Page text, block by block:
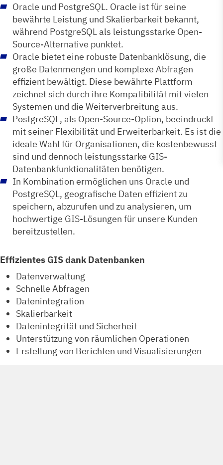
Oracle und PostgreSQL. Oracle ist für seine
bewährte Leistung und Skalierbarkeit bekannt,
während PostgreSQL als leistungsstarke Open-
Source-Alternative punktet.
Oracle bietet eine robuste Datenbanklösung, die
große Datenmengen und komplexe Abfragen
effizient bewältigt. Diese bewährte Plattform
zeichnet sich durch ihre Kompatibilität mit vielen
Systemen und die Weiterverbreitung aus.
PostgreSQL, als Open-Source-Option, beeindruckt
mit seiner Flexibilität und Erweiterbarkeit. Es ist die
ideale Wahl für Organisationen, die kostenbewusst
sind und dennoch leistungsstarke GIS-
Datenbankfunktionalitäten benötigen.
In Kombination ermöglichen uns Oracle und
PostgreSQL, geografische Daten effizient zu
speichern, abzurufen und zu analysieren, um
hochwertige GIS-Lösungen für unsere Kunden
bereitzustellen.
Effizientes GIS dank Datenbanken
Datenverwaltung
Schnelle Abfragen
Datenintegration
Skalierbarkeit
Datenintegrität und Sicherheit
Unterstützung von räumlichen Operationen
Erstellung von Berichten und Visualisierungen